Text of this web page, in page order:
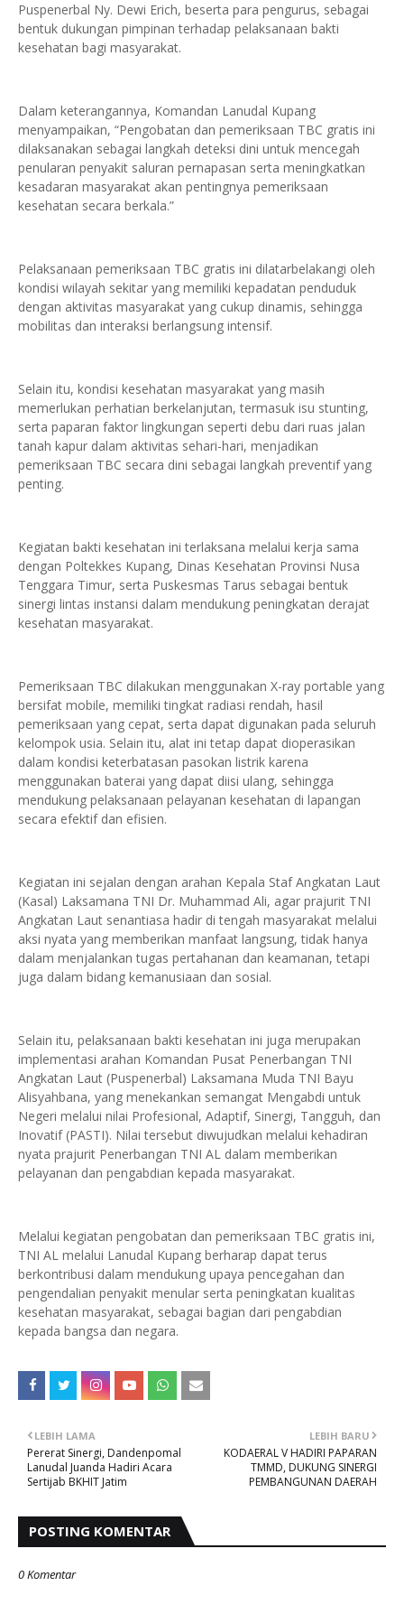
Puspenerbal Ny. Dewi Erich, beserta para pengurus, sebagai
bentuk dukungan pimpinan terhadap pelaksanaan bakti
kesehatan bagi masyarakat.
Dalam keterangannya, Komandan Lanudal Kupang
menyampaikan, “Pengobatan dan pemeriksaan TBC gratis ini
dilaksanakan sebagai langkah deteksi dini untuk mencegah
penularan penyakit saluran pernapasan serta meningkatkan
kesadaran masyarakat akan pentingnya pemeriksaan
kesehatan secara berkala.”
Pelaksanaan pemeriksaan TBC gratis ini dilatarbelakangi oleh
kondisi wilayah sekitar yang memiliki kepadatan penduduk
dengan aktivitas masyarakat yang cukup dinamis, sehingga
mobilitas dan interaksi berlangsung intensif.
Selain itu, kondisi kesehatan masyarakat yang masih
memerlukan perhatian berkelanjutan, termasuk isu stunting,
serta paparan faktor lingkungan seperti debu dari ruas jalan
tanah kapur dalam aktivitas sehari-hari, menjadikan
pemeriksaan TBC secara dini sebagai langkah preventif yang
penting.
Kegiatan bakti kesehatan ini terlaksana melalui kerja sama
dengan Poltekkes Kupang, Dinas Kesehatan Provinsi Nusa
Tenggara Timur, serta Puskesmas Tarus sebagai bentuk
sinergi lintas instansi dalam mendukung peningkatan derajat
kesehatan masyarakat.
Pemeriksaan TBC dilakukan menggunakan X-ray portable yang
bersifat mobile, memiliki tingkat radiasi rendah, hasil
pemeriksaan yang cepat, serta dapat digunakan pada seluruh
kelompok usia. Selain itu, alat ini tetap dapat dioperasikan
dalam kondisi keterbatasan pasokan listrik karena
menggunakan baterai yang dapat diisi ulang, sehingga
mendukung pelaksanaan pelayanan kesehatan di lapangan
secara efektif dan efisien.
Kegiatan ini sejalan dengan arahan Kepala Staf Angkatan Laut
(Kasal) Laksamana TNI Dr. Muhammad Ali, agar prajurit TNI
Angkatan Laut senantiasa hadir di tengah masyarakat melalui
aksi nyata yang memberikan manfaat langsung, tidak hanya
dalam menjalankan tugas pertahanan dan keamanan, tetapi
juga dalam bidang kemanusiaan dan sosial.
Selain itu, pelaksanaan bakti kesehatan ini juga merupakan
implementasi arahan Komandan Pusat Penerbangan TNI
Angkatan Laut (Puspenerbal) Laksamana Muda TNI Bayu
Alisyahbana, yang menekankan semangat Mengabdi untuk
Negeri melalui nilai Profesional, Adaptif, Sinergi, Tangguh, dan
Inovatif (PASTI). Nilai tersebut diwujudkan melalui kehadiran
nyata prajurit Penerbangan TNI AL dalam memberikan
pelayanan dan pengabdian kepada masyarakat.
Melalui kegiatan pengobatan dan pemeriksaan TBC gratis ini,
TNI AL melalui Lanudal Kupang berharap dapat terus
berkontribusi dalam mendukung upaya pencegahan dan
pengendalian penyakit menular serta peningkatan kualitas
kesehatan masyarakat, sebagai bagian dari pengabdian
kepada bangsa dan negara.
LEBIH BARU
KODAERAL V HADIRI PAPARAN
TMMD, DUKUNG SINERGI
PEMBANGUNAN DAERAH
LEBIH LAMA
Pererat Sinergi, Dandenpomal
Lanudal Juanda Hadiri Acara
Sertijab BKHIT Jatim ‎
POSTING KOMENTAR
0 Komentar